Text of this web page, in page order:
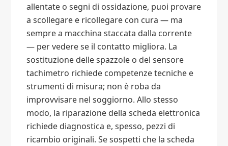
allentate o segni di ossidazione, puoi provare
a scollegare e ricollegare con cura — ma
sempre a macchina staccata dalla corrente
— per vedere se il contatto migliora. La
sostituzione delle spazzole o del sensore
tachimetro richiede competenze tecniche e
strumenti di misura; non è roba da
improvvisare nel soggiorno. Allo stesso
modo, la riparazione della scheda elettronica
richiede diagnostica e, spesso, pezzi di
ricambio originali. Se sospetti che la scheda